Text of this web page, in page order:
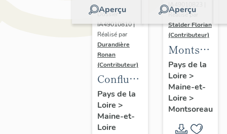
Aperçu
Dossier
IA49010810 |
Réalisé par
Durandière
Ronan
(Contributeur)
Confluence
Maine-
Loire :
présentation
Pays de la
Loire >
Maine-et-
Loire
Aperçu
IA49010823 |
Réalisé par
Stalder Florian
(Contributeur)
Montsoreau
:
de la
commune
Pays de la
Loire >
Maine-et-
Loire >
Montsoreau